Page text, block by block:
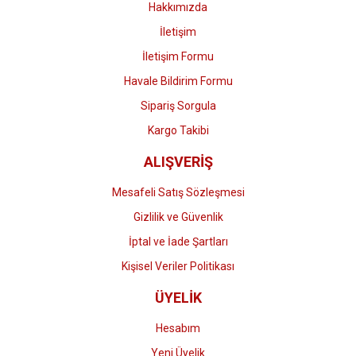
Gönder
Hakkımızda
İletişim
İletişim Formu
Havale Bildirim Formu
Sipariş Sorgula
Kargo Takibi
ALIŞVERİŞ
Mesafeli Satış Sözleşmesi
Gizlilik ve Güvenlik
İptal ve İade Şartları
Kişisel Veriler Politikası
ÜYELİK
Hesabım
Yeni Üyelik